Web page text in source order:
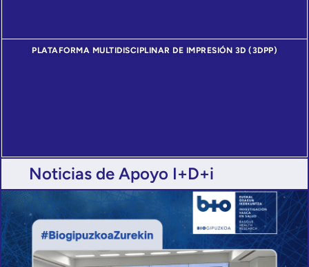
PLATAFORMA MULTIDISCIPLINAR DE IMPRESIÓN 3D (3DPP)
Noticias de Apoyo I+D+i